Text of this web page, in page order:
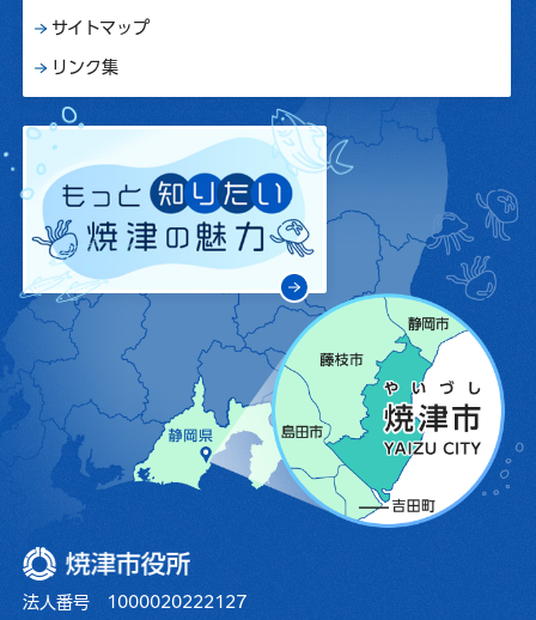
サイトマップ
リンク集
焼津市役所
法人番号 1000020222127